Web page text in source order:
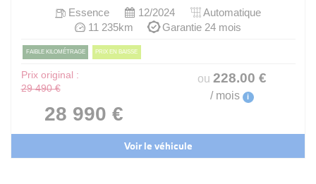
Essence 12/2024
Automatique
11 235km
Garantie 24 mois
FAIBLE KILOMÉTRAGE PRIX EN BAISSE
Prix original :
29 490 €
28 990 €
ou 228.00 €
/ mois i
Voir le véhicule